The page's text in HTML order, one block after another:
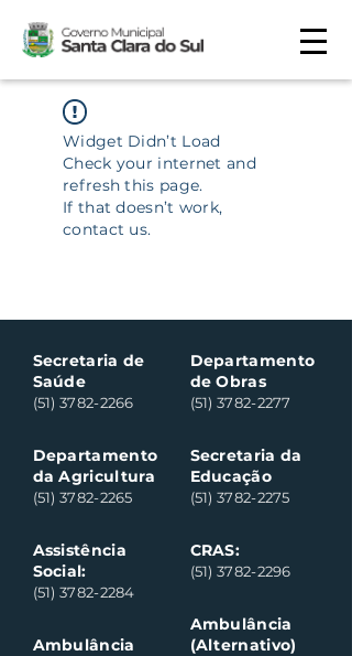
Widget Didn’t Load
Check your internet and
refresh this page.
If that doesn’t work,
contact us.
Secretaria de
Saúde
(51) 3782-2266
Departamento
da Agricultura
(51) 3782-2265
Assistência
Social:
(51) 3782-2284
Ambulância
Departamento
de Obras
(51) 3782-2277
Secretaria da
Educação
(51) 3782-2275
CRAS:
(51) 3782-2296
Ambulância
(Alternativo)